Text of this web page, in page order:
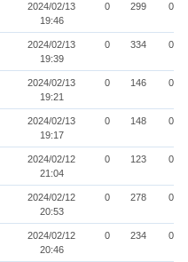
2024/02/13
19:46
0 299 0
2024/02/13
19:39
0 334 0
2024/02/13
19:21
0 146 0
2024/02/13
19:17
0 148 0
2024/02/12
21:04
0 123 0
2024/02/12
20:53
0 278 0
2024/02/12
20:46
0 234 0